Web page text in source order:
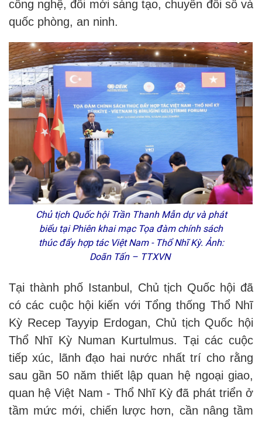
công nghệ, đổi mới sáng tạo, chuyển đổi số và
quốc phòng, an ninh.
Chủ tịch Quốc hội Trần Thanh Mẫn dự và phát
biểu tại Phiên khai mạc Tọa đàm chính sách
thúc đẩy hợp tác Việt Nam - Thổ Nhĩ Kỳ. Ảnh:
Doãn Tấn – TTXVN
Tại thành phố Istanbul, Chủ tịch Quốc hội đã
có các cuộc hội kiến với Tổng thống Thổ Nhĩ
Kỳ Recep Tayyip Erdogan, Chủ tịch Quốc hội
Thổ Nhĩ Kỳ Numan Kurtulmus. Tại các cuộc
tiếp xúc, lãnh đạo hai nước nhất trí cho rằng
sau gần 50 năm thiết lập quan hệ ngoại giao,
quan hệ Việt Nam - Thổ Nhĩ Kỳ đã phát triển ở
tầm mức mới, chiến lược hơn, cần nâng tầm